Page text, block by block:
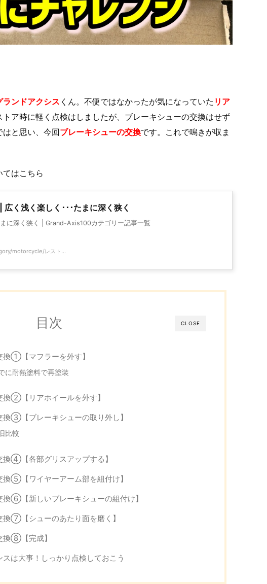
ランドアクシス くん。不便ではなかったが気になっていた リア
トア時に軽く点検はしましたが、ブレーキシューの交換はせず
と思い、今回ブレーキシューの交換です。これで鳴きが収ま
はこちら
く浅く楽しく･･･たまに深く狭く
に深く狭く | Grand-Axis100カテゴリー記事一覧
motorcycle/レスト...
CLOSE
目次
換①【マフラーを外す】
に耐熱塗料で再塗装
換②【リアホイールを外す】
換③【ブレーキシューの取り外し】
比較
換④【各部グリスアップする】
換⑤【ワイヤーアーム部を組付け】
換⑥【新しいブレーキシューの組付け】
換⑦【シューのあたり面を磨く】
換⑧【完成】
は大事！しっかり点検しておこう